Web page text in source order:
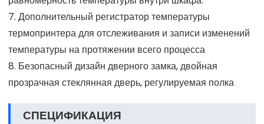
7. Дополнительный регистратор температуры
термопринтера для отслеживания и записи изменений
температуры на протяжении всего процесса
8. Безопасный дизайн дверного замка, двойная
прозрачная стеклянная дверь, регулируемая полка
СПЕЦИФИКАЦИЯ